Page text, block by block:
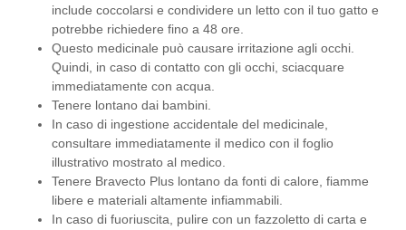
include coccolarsi e condividere un letto con il tuo gatto e
potrebbe richiedere fino a 48 ore.
Questo medicinale può causare irritazione agli occhi.
Quindi, in caso di contatto con gli occhi, sciacquare
immediatamente con acqua.
Tenere lontano dai bambini.
In caso di ingestione accidentale del medicinale,
consultare immediatamente il medico con il foglio
illustrativo mostrato al medico.
Tenere Bravecto Plus lontano da fonti di calore, fiamme
libere e materiali altamente infiammabili.
In caso di fuoriuscita, pulire con un fazzoletto di carta e